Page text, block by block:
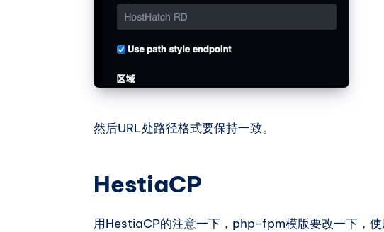
然后URL处路径格式要保持一致。
HestiaCP
用HestiaCP的注意一下，php-fpm模版要改一下，使